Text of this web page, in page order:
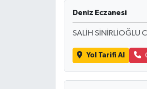
Deniz Eczanesi
SALİH SİNİRLİOĞLU
Yol Tarifi Al